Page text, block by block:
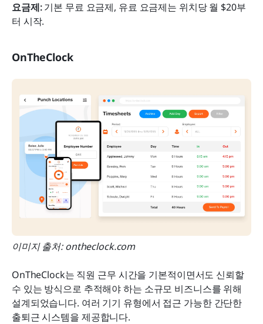
요금제: 기본 무료 요금제, 유료 요금제는 위치당 월 $20부
터 시작.
OnTheClock
이미지 출처: ontheclock.com
OnTheClock는 직원 근무 시간을 기본적이면서도 신뢰할
수 있는 방식으로 추적해야 하는 소규모 비즈니스를 위해
설계되었습니다. 여러 기기 유형에서 접근 가능한 간단한
출퇴근 시스템을 제공합니다.